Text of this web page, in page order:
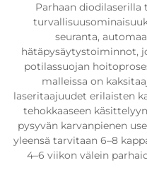
Parhaan diodilaserilla
seuranta,
hätäpysäytystoiminnot,
potilassuojan
malleissa on
laseritaajuudet erilaisten
tehokkaaseen
pysyvän karvanpienen
yleensä tarvitaan 6–8
4–6 viikon välein